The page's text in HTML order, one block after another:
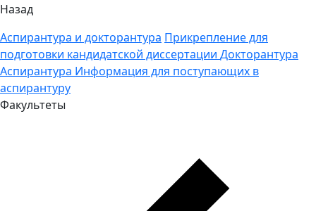
Назад
Аспирантура и докторантура Прикрепление для
подготовки кандидатской диссертации Докторантура
Аспирантура Информация для поступающих в
аспирантуру
Факультеты